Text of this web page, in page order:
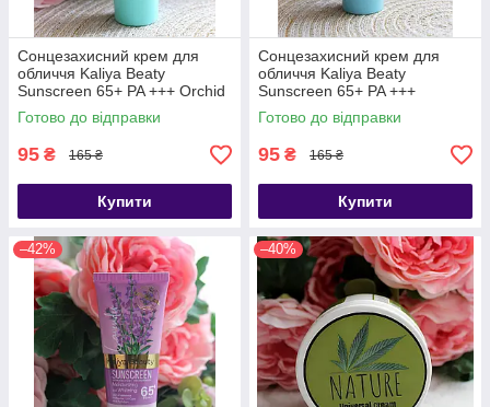
Сонцезахисний крем для
обличчя Kaliya Beaty
Sunscreen 65+ PA +++ Orchid
/ Орхідея
Готово до відправки
95 ₴ 165 ₴
Купити
Сонцезахисний крем для
обличчя Kaliya Beaty
Sunscreen 65+ PA +++
Ромашка
Готово до відправки
95 ₴ 165 ₴
Купити
–42% –40%